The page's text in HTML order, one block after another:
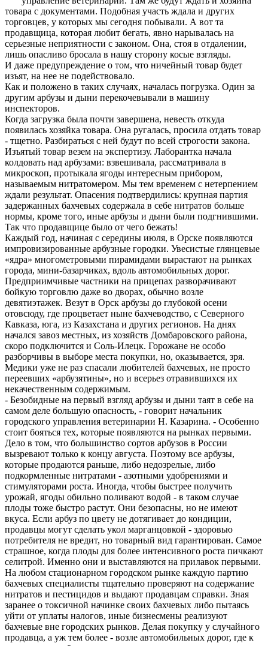
товара с документами. Подобная участь ждала и других
торговцев, у которых мы сегодня побывали. А вот та
продавщица, которая любит бегать, явно нарывалась на
серьезные неприятности с законом. Она, стоя в отдалении,
лишь опасливо бросала в нашу сторону косые взгляды.
И даже предупреждение о том, что ничейный товар будет
изъят, на нее не подействовало.
Как и положено в таких случаях, началась погрузка. Один за
другим арбузы и дыни перекочевывали в машину
инспекторов.
Когда загрузка была почти завершена, невесть откуда
появилась хозяйка товара. Она ругалась, просила отдать товар
- тщетно. Разбираться с ней будут по всей строгости закона.
Изъятый товар везем на экспертизу. Лаборантка начала
колдовать над арбузами: взвешивала, рассматривала в
микроскоп, протыкала ягоды интересным прибором,
называемым нитратомером. Мы тем временем с нетерпением
ждали результат. Опасения подтвердились: крупная партия
задержанных бахчевых содержала в себе нитратов больше
нормы, кроме того, иные арбузы и дыни были подгнившими.
Так что продавщице было от чего бежать!
Каждый год, начиная с середины июля, в Орске появляются
импровизированные арбузные городки. Увесистые глянцевые
«ядра» многометровыми пирамидами вырастают на рынках
города, мини-базарчиках, вдоль автомобильных дорог.
Предприимчивые частники на прицепах разворачивают
бойкую торговлю даже во дворах, обычно возле
девятиэтажек. Везут в Орск арбузы до глубокой осени
отовсюду, где процветает ныне бахчеводство, с Северного
Кавказа, юга, из Казахстана и других регионов. На днях
начался завоз местных, из хозяйств Домбаровского района,
скоро подключится и Соль-Илецк. Горожане не особо
разборчивы в выборе места покупки, но, оказывается, зря.
Медики уже не раз спасали любителей бахчевых, не просто
переевших «арбузятины», но и всерьез отравившихся их
некачественным содержимым.
- Безобидные на первый взгляд арбузы и дыни таят в себе на
самом деле большую опасность, - говорит начальник
городского управления ветеринарии Н. Казарина. - Особенно
стоит бояться тех, которые появляются на рынках первыми.
Дело в том, что большинство сортов арбузов в России
вызревают только к концу августа. Поэтому все арбузы,
которые продаются раньше, либо недозрелые, либо
подкормленные нитратами - азотными удобрениями и
стимуляторами роста. Иногда, чтобы быстрее получить
урожай, ягоды обильно поливают водой - в таком случае
плоды тоже быстро растут. Они безопасны, но не имеют
вкуса. Если арбуз по цвету не дотягивает до кондиции,
продавцы могут сделать укол марганцовкой - здоровью
потребителя не вредит, но товарный вид гарантирован. Самое
страшное, когда плоды для более интенсивного роста пичкают
селитрой. Именно они и выставляются на прилавок первыми.
На любом стационарном городском рынке каждую партию
бахчевых специалисты тщательно проверяют на содержание
нитратов и пестицидов и выдают продавцам справки. Зная
заранее о токсичной начинке своих бахчевых либо пытаясь
уйти от уплаты налогов, иные бизнесмены реализуют
бахчевые вне городских рынков. Делая покупку у случайного
продавца, а уж тем более - возле автомобильных дорог, где к